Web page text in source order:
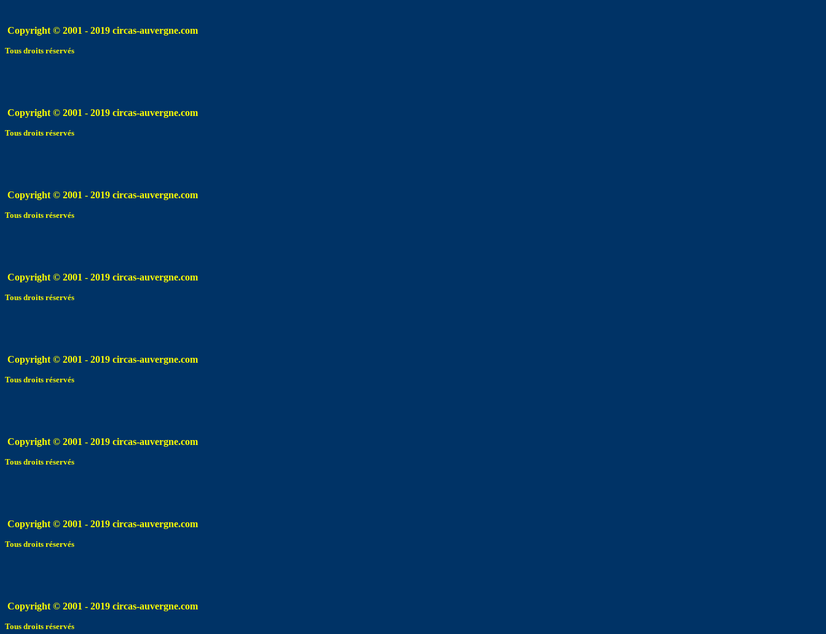
Copyright © 2001 - 2019 circas-auvergne.com
Tous droits réservés
Copyright © 2001 - 2019 circas-auvergne.com
Tous droits réservés
Copyright © 2001 - 2019 circas-auvergne.com
Tous droits réservés
Copyright © 2001 - 2019 circas-auvergne.com
Tous droits réservés
Copyright © 2001 - 2019 circas-auvergne.com
Tous droits réservés
Copyright © 2001 - 2019 circas-auvergne.com
Tous droits réservés
Copyright © 2001 - 2019 circas-auvergne.com
Tous droits réservés
Copyright © 2001 - 2019 circas-auvergne.com
Tous droits réservés